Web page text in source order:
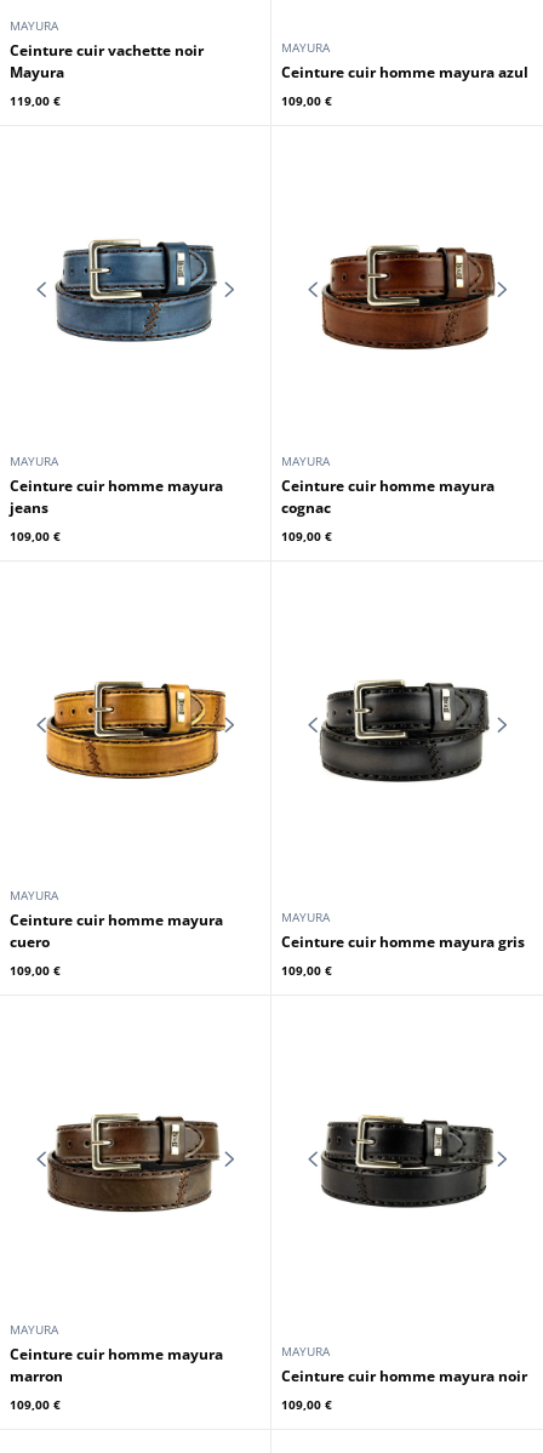
MAYURA
Ceinture cuir vachette + python
noir Mayura
MAYURA
Ceinture cuir vachette + python
castana Mayura
MAYURA
Ceinture cuir vachette noir
Mayura
MAYURA
Ceinture cuir homme mayura azul
MAYURA
Ceinture cuir homme mayura
jeans
MAYURA
Ceinture cuir homme mayura
cognac
MAYURA
Ceinture cuir homme mayura
cuero
MAYURA
Ceinture cuir homme mayura gris